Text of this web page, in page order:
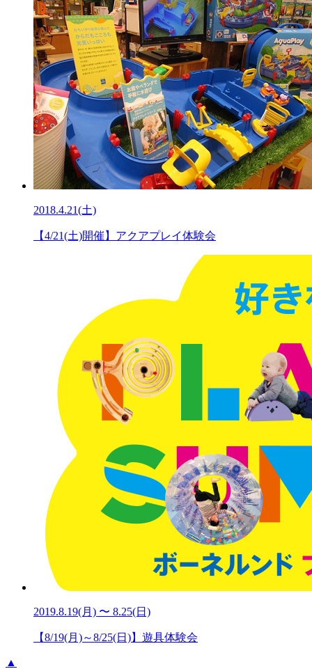
2018.4.21(土)
【4/21(土)開催】アクアプレイ体験会
2019.8.19(月) 〜 8.25(日)
【8/19(月)～8/25(日)】遊具体験会
▲